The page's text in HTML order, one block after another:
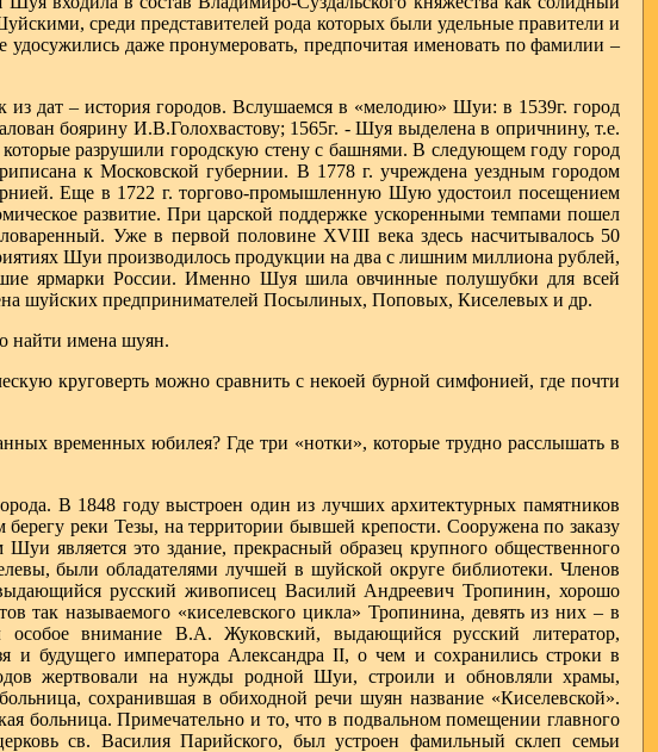
среди представителей рода которых были удельные правители и
даже пронумеровать, предпочитая именовать по фамилии –
дат – история городов. Вслушаемся в «мелодию» Шуи: в 1539г. город
боярину И.В.Голохвастову; 1565г. - Шуя выделена в опричнину, т.е.
разрушили городскую стену с башнями. В следующем году город
к Московской губернии. В 1778 г. учреждена уездным городом
Еще в 1722 г. торгово-промышленную Шую удостоил посещением
развитие. При царской поддержке ускоренными темпами пошел
Уже в первой половине XVIII века здесь насчитывалось 50
Шуи производилось продукции на два с лишним миллиона рублей,
ярмарки России. Именно Шуя шила овчинные полушубки для всей
шуйских предпринимателей Посылиных, Поповых, Киселевых и др.
найти имена шуян.
круговерть можно сравнить с некоей бурной симфонией, где почти
временных юбилея? Где три «нотки», которые трудно расслышать в
В 1848 году выстроен один из лучших архитектурных памятников
реки Тезы, на территории бывшей крепости. Сооружена по заказу
является это здание, прекрасный образец крупного общественного
были обладателями лучшей в шуйской округе библиотеки. Членов
русский живописец Василий Андреевич Тропинин, хорошо
так называемого «киселевского цикла» Тропинина, девять из них – в
особое внимание В.А. Жуковский, выдающийся русский литератор,
будущего императора Александра II, о чем и сохранились строки в
жертвовали на нужды родной Шуи, строили и обновляли храмы,
сохранившая в обиходной речи шуян название «Киселевской».
больница. Примечательно и то, что в подвальном помещении главного
св. Василия Парийского, был устроен фамильный склеп семьи